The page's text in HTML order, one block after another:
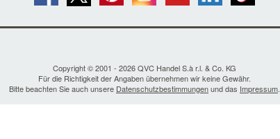
Copyright © 2001 - 2026 QVC Handel S.à r.l. & Co. KG
Für die Richtigkeit der Angaben übernehmen wir keine Gewähr.
Bitte beachten Sie auch unsere Datenschutzbestimmungenund das Impressum.